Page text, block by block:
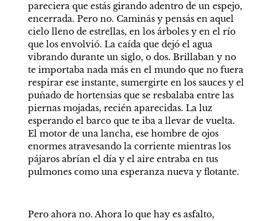
pareciera que estás girando adentro de un espejo,
encerrada. Pero no. Caminás y pensás en aquel
cielo lleno de estrellas, en los árboles y en el río
que los envolvió. La caída que dejó el agua
vibrando durante un siglo, o dos. Brillaban y no
te importaba nada más en el mundo que no fuera
respirar ese instante, sumergirte en los sauces y el
puñado de hortensias que se resbalaba entre las
piernas mojadas, recién aparecidas. La luz
esperando el barco que te iba a llevar de vuelta.
El motor de una lancha, ese hombre de ojos
enormes atravesando la corriente mientras los
pájaros abrían el día y el aire entraba en tus
pulmones como una esperanza nueva y flotante.
Pero ahora no. Ahora lo que hay es asfalto,